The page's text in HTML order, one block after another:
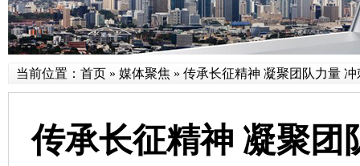
当前位置： 首页 » 媒体聚焦 » 传承长征精神 凝聚团队力量
传承长征精神 凝聚